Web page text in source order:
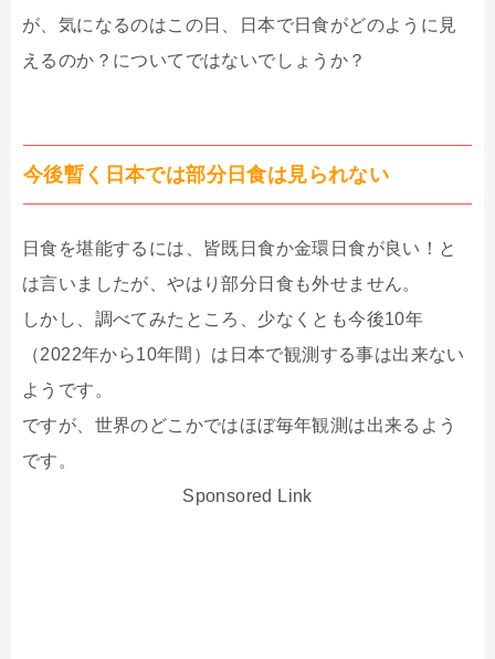
が、気になるのはこの日、日本で日食がどのように見
えるのか？についてではないでしょうか？
今後暫く日本では部分日食は見られない
日食を堪能するには、皆既日食か金環日食が良い！と
は言いましたが、やはり部分日食も外せません。
しかし、調べてみたところ、少なくとも今後10年
（2022年から10年間）は日本で観測する事は出来ない
ようです。
ですが、世界のどこかではほぼ毎年観測は出来るよう
です。
Sponsored Link